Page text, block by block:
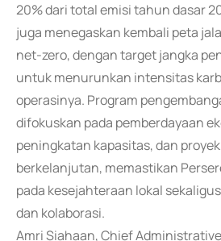
20% dari total emisi tahun dasar
juga menegaskan kembali peta
net-zero, dengan target jangka
untuk menurunkan intensitas
operasinya. Program
difokuskan pada pemberdayaan
peningkatan kapasitas, dan
berkelanjutan, memastikan
pada kesejahteraan lokal
dan kolaborasi.
Amri Siahaan, Chief